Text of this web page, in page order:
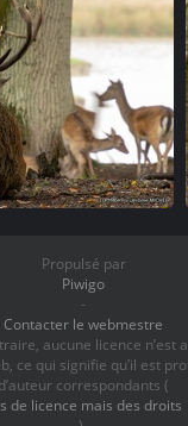
Propulsé par
Piwigo
-
Contacter le webmestre
aucune licence n’est
ce qui signifie qu’il est
d’auteur correspondants (
de licence mais des droits